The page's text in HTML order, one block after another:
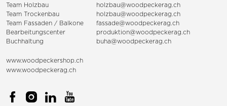
Team Holzbau
holzbau@woodpeckerag.ch
Team Trockenbau
holzbau@woodpeckerag.ch
Team Fassaden / Balkone
fassade@woodpeckerag.ch
Bearbeitungscenter
produktion@woodpeckerag.ch
Buchhaltung
buha@woodpeckerag.ch
www.woodpeckershop.ch
www.woodpeckerag.ch